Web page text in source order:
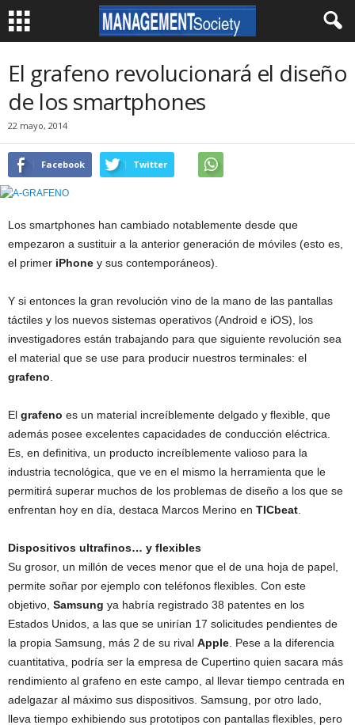
El grafeno revolucionará el diseño
de los smartphones
22 mayo, 2014
Facebook Twitter
Los smartphones han cambiado notablemente desde que
empezaron a sustituir a la anterior generación de móviles (esto es,
el primer iPhone y sus contemporáneos).
Y si entonces la gran revolución vino de la mano de las pantallas
táctiles y los nuevos sistemas operativos (Android e iOS), los
investigadores están trabajando para que siguiente revolución sea
el material que se use para producir nuestros terminales: el
grafeno
El grafeno es un material increíblemente delgado y flexible, que
además posee excelentes capacidades de conducción eléctrica.
Es, en definitiva, un producto increíblemente valioso para la
industria tecnológica, que ve en el mismo la herramienta que le
permitirá superar muchos de los problemas de diseño a los que se
enfrentan hoy en día, destaca Marcos Merino en TICbeat
Dispositivos ultrafinos… y flexibles
Su grosor, un millón de veces menor que el de una hoja de papel,
permite soñar por ejemplo con teléfonos flexibles. Con este
objetivo, Samsung ya habría registrado 38 patentes en los
Estados Unidos, a las que se unirían 17 solicitudes pendientes de
la propia Samsung, más 2 de su rival Apple . Pese a la diferencia
cuantitativa, podría ser la empresa de Cupertino quien sacara más
rendimiento al grafeno en este campo, al llevar tiempo centrada en
adelgazar al máximo sus dispositivos. Samsung, por otro lado,
lleva tiempo exhibiendo sus prototipos con pantallas flexibles, pero